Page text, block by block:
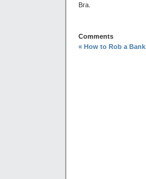
Bra.
Comments
« How to Rob a Bank